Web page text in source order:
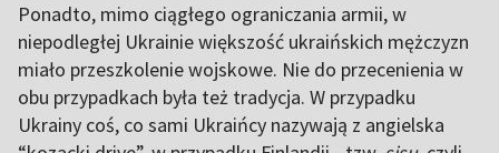
Ponadto, mimo ciągłego ograniczania armii, w
niepodległej Ukrainie większość ukraińskich mężczyzn
miało przeszkolenie wojskowe. Nie do przecenienia w
obu przypadkach była też tradycja. W przypadku
Ukrainy coś, co sami Ukraińcy nazywają z angielska